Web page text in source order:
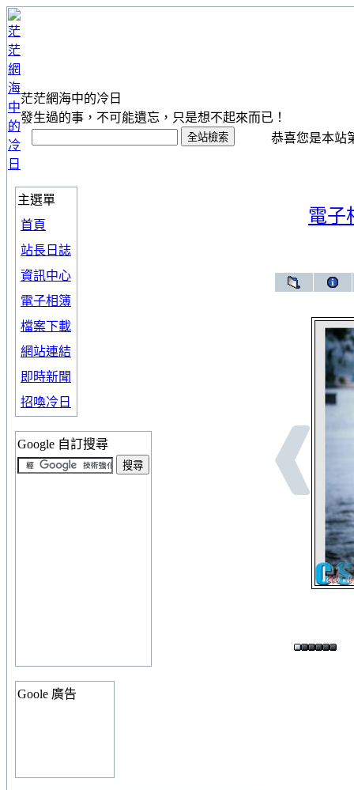
茫茫網海中的冷日
發生過的事，不可能遺忘，只是想不起來而已！
恭喜您是本站
主選單
首頁
站長日誌
資訊中心
電子相簿
檔案下載
網站連結
即時新聞
招喚冷日
Google 自訂搜尋
Goole 廣告
電子